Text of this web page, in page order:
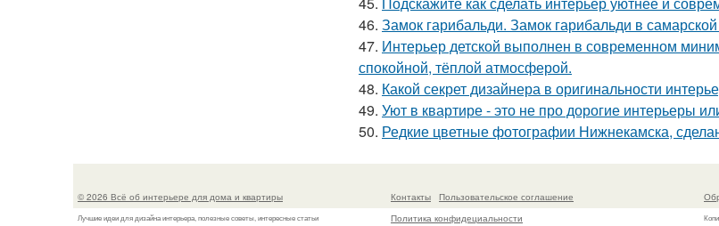
46. Замок гарибальди. Замок гарибальди в
47. Интерьер детской выполнен в современном
спокойной, тёплой атмосферой.
48. Какой секрет дизайнера в оригинальности
49. Уют в квартире - это не про дорогие интерьеры
50. Редкие цветные фотографии Нижнекамска,
© 2026 Всё об интерьере для дома и квартиры
Лучшие идеи для дизайна интерьера, полезные советы, интересные статьи
Контакты
Пользовательское соглашение
Политика конфидециальности